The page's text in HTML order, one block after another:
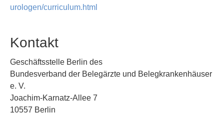
urologen/curriculum.html
Kontakt
Geschäftsstelle Berlin des
Bundesverband der Belegärzte und Belegkrankenhäuser
e. V.
Joachim-Karnatz-Allee 7
10557 Berlin